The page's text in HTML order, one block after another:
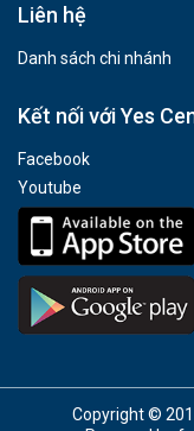
Liên hệ
Danh sách chi nhánh
Kết nối với Yes
Facebook
Youtube
Copyright ©